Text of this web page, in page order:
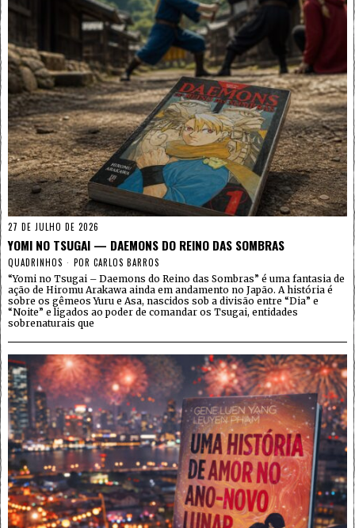
27 DE JULHO DE 2026
YOMI NO TSUGAI — DAEMONS DO REINO DAS SOMBRAS
QUADRINHOS POR CARLOS BARROS
“Yomi no Tsugai – Daemons do Reino das Sombras” é uma fantasia de
ação de Hiromu Arakawa ainda em andamento no Japão. A história é
sobre os gêmeos Yuru e Asa, nascidos sob a divisão entre “Dia” e
“Noite” e ligados ao poder de comandar os Tsugai, entidades
sobrenaturais que